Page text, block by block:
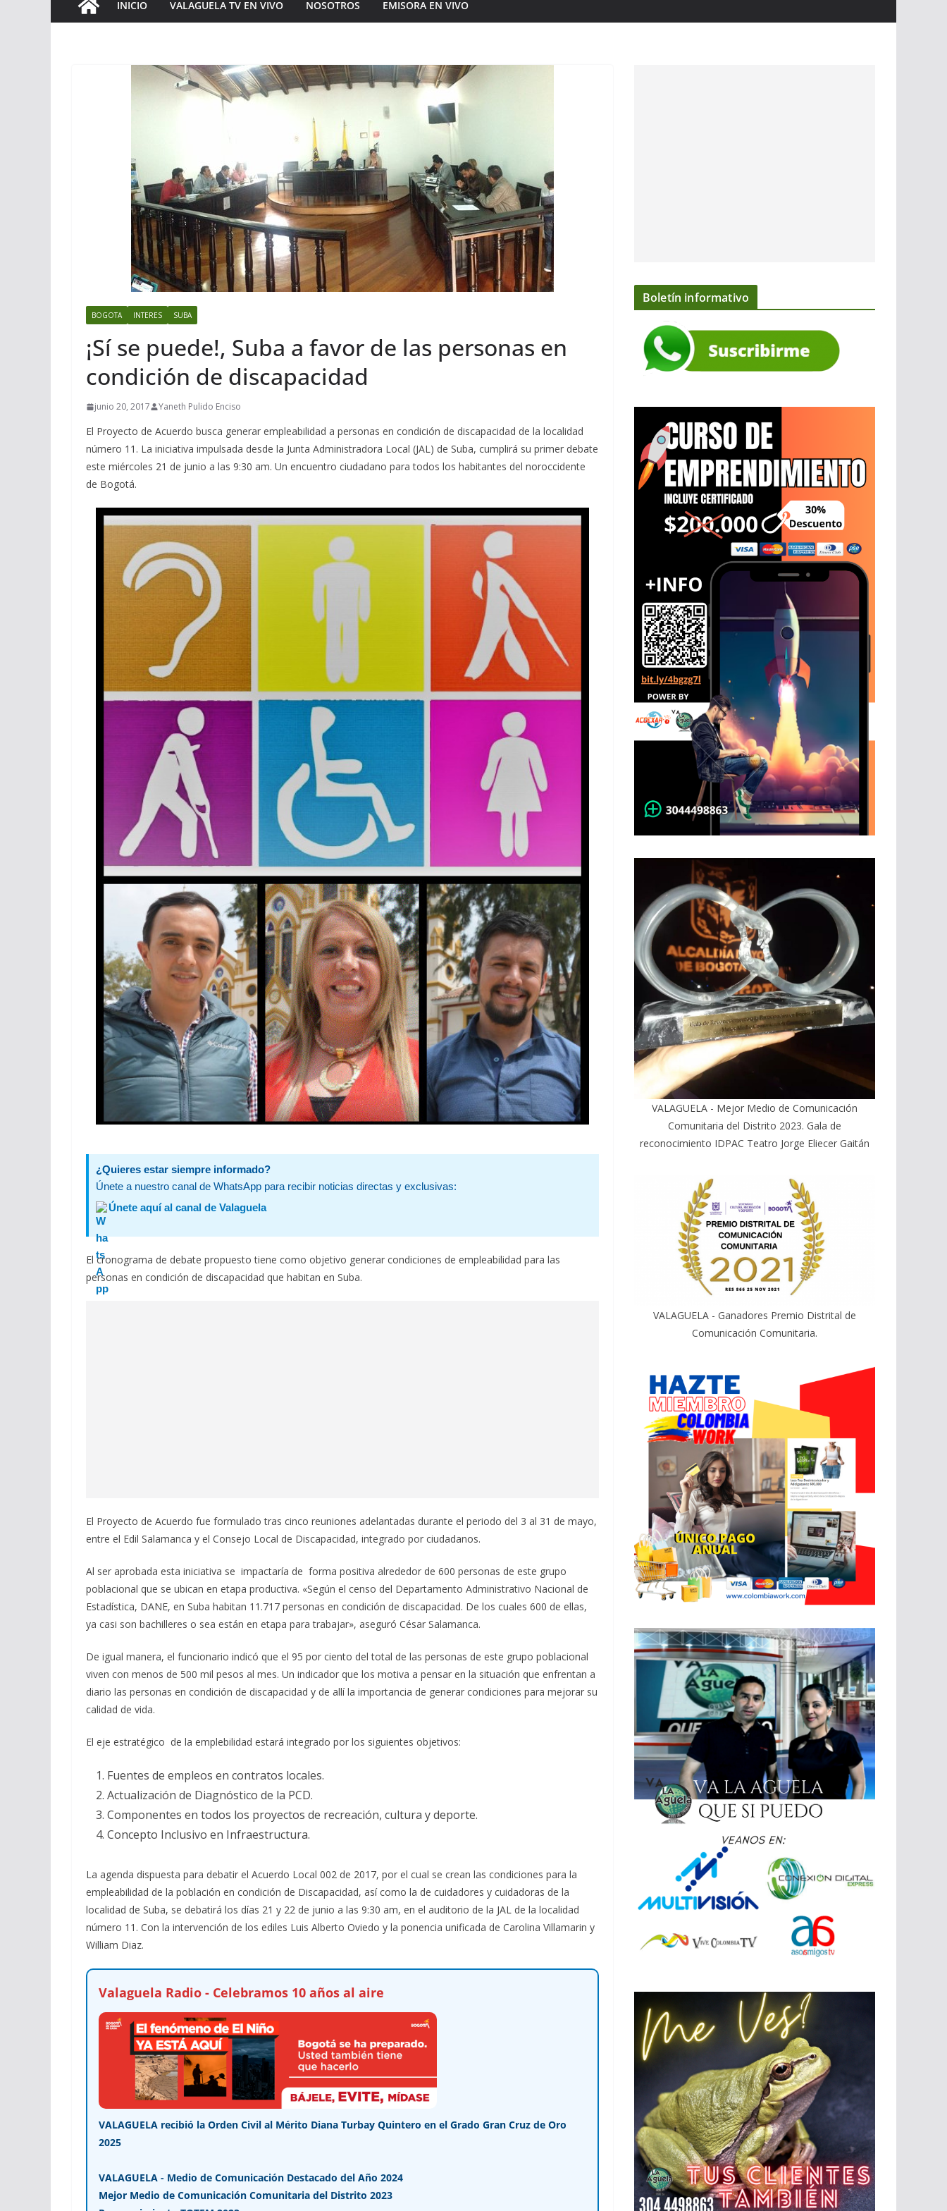
INICIO VALAGUELA TV EN VIVO NOSOTROS EMISORA EN VIVO
BOGOTA INTERES SUBA
¡Sí se puede!, Suba a favor de las personas en
condición de discapacidad
junio 20, 2017 Yaneth Pulido Enciso
El Proyecto de Acuerdo busca generar empleabilidad a personas en condición de discapacidad de la localidad
número 11. La iniciativa impulsada desde la Junta Administradora Local (JAL) de Suba, cumplirá su primer debate
este miércoles 21 de junio a las 9:30 am. Un encuentro ciudadano para todos los habitantes del noroccidente
de Bogotá.
¿Quieres estar siempre informado?
Únete a nuestro canal de WhatsApp para recibir noticias directas y exclusivas:
Únete aquí al canal de Valaguela
El cronograma de debate propuesto tiene como objetivo generar condiciones de empleabilidad para las
personas en condición de discapacidad que habitan en Suba.
El Proyecto de Acuerdo fue formulado tras cinco reuniones adelantadas durante el periodo del 3 al 31 de mayo,
entre el Edil Salamanca y el Consejo Local de Discapacidad, integrado por ciudadanos.
Al ser aprobada esta iniciativa se impactaría de forma positiva alrededor de 600 personas de este grupo
poblacional que se ubican en etapa productiva. «Según el censo del Departamento Administrativo Nacional de
Estadística, DANE, en Suba habitan 11.717 personas en condición de discapacidad. De los cuales 600 de ellas,
ya casi son bachilleres o sea están en etapa para trabajar», aseguró César Salamanca.
De igual manera, el funcionario indicó que el 95 por ciento del total de las personas de este grupo poblacional
viven con menos de 500 mil pesos al mes. Un indicador que los motiva a pensar en la situación que enfrentan a
diario las personas en condición de discapacidad y de allí la importancia de generar condiciones para mejorar su
calidad de vida.
El eje estratégico de la emplebilidad estará integrado por los siguientes objetivos:
Fuentes de empleos en contratos locales.
Actualización de Diagnóstico de la PCD.
Componentes en todos los proyectos de recreación, cultura y deporte.
Concepto Inclusivo en Infraestructura.
La agenda dispuesta para debatir el Acuerdo Local 002 de 2017, por el cual se crean las condiciones para la
empleabilidad de la población en condición de Discapacidad, así como la de cuidadores y cuidadoras de la
localidad de Suba, se debatirá los días 21 y 22 de junio a las 9:30 am, en el auditorio de la JAL de la localidad
número 11. Con la intervención de los ediles Luis Alberto Oviedo y la ponencia unificada de Carolina Villamarin y
William Diaz.
Valaguela Radio - Celebramos 10 años al aire
VALAGUELA recibió la Orden Civil al Mérito Diana Turbay Quintero en el Grado Gran Cruz de Oro
2025
VALAGUELA - Medio de Comunicación Destacado del Año 2024
Mejor Medio de Comunicación Comunitaria del Distrito 2023
Boletín informativo
VALAGUELA - Mejor Medio de Comunicación
Comunitaria del Distrito 2023. Gala de
reconocimiento IDPAC Teatro Jorge Eliecer Gaitán
VALAGUELA - Ganadores Premio Distrital de
Comunicación Comunitaria.